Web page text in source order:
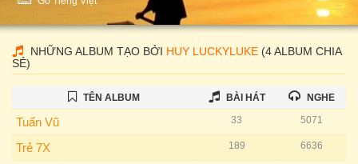
NHỮNG ALBUM TẠO BỞI HUY LUCKYLUKE (4 ALBUM CHIA
SẺ)
TÊN ALBUM BÀI HÁT NGHE
Tuấn Vũ 33 5071
Trẻ 7X 189 6636